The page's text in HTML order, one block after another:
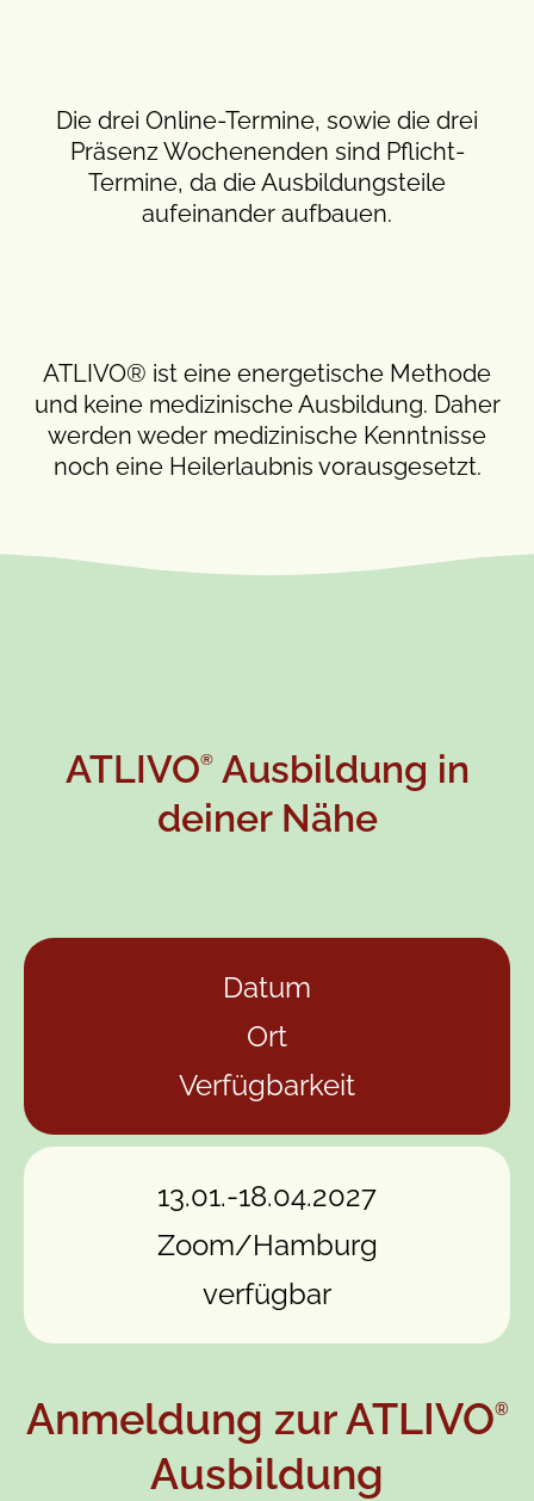
Die drei Online-Termine, sowie die drei
Präsenz Wochenenden sind Pflicht-
Termine, da die Ausbildungsteile
aufeinander aufbauen.
ATLIVO® ist eine energetische Methode
und keine medizinische Ausbildung. Daher
werden weder medizinische Kenntnisse
noch eine Heilerlaubnis vorausgesetzt.
ATLIVO®Ausbildung in
deiner Nähe
Datum
Ort
Verfügbarkeit
13.01.-18.04.2027
Zoom/Hamburg
verfügbar
Anmeldung zur ATLIVO®
Ausbildung